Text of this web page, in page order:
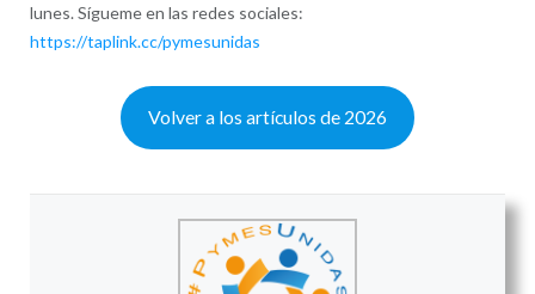
lunes. Sígueme en las redes sociales:
https://taplink.cc/pymesunidas
Volver a los artículos de 2026